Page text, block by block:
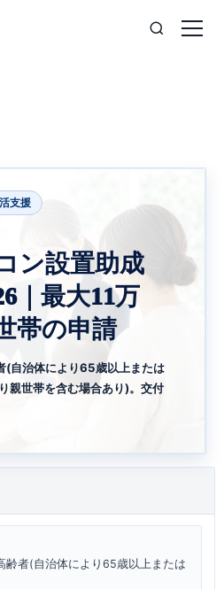
支援
ン設置助成
｜最大11万
帯の申請
(自治体により65歳以上または
親世帯を含む場合あり)。交付
齢者(自治体により65歳以上または